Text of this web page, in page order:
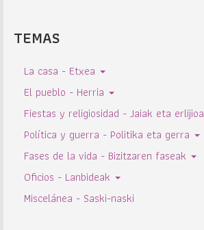
TEMAS
La casa - Etxea
El pueblo - Herria
Fiestas y religiosidad - Jaiak eta erlijioa
Política y guerra - Politika eta gerra
Fases de la vida - Bizitzaren faseak
Oficios - Lanbideak
Miscelánea - Saski-naski